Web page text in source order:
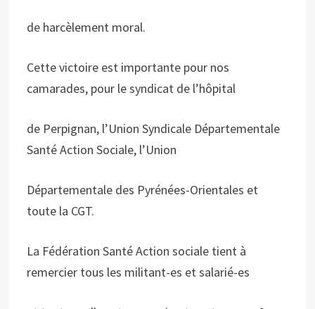
de harcèlement moral.
Cette victoire est importante pour nos
camarades, pour le syndicat de l’hôpital
de Perpignan, l’Union Syndicale Départementale
Santé Action Sociale, l’Union
Départementale des Pyrénées-Orientales et
toute la CGT.
La Fédération Santé Action sociale tient à
remercier tous les militant-es et salarié-es